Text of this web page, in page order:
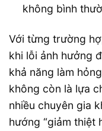
không bình
Với từng trường
khi lỗi ảnh hưởng
khả năng làm
không còn là lựa
nhiều chuyên gia
hướng “giảm thiệt